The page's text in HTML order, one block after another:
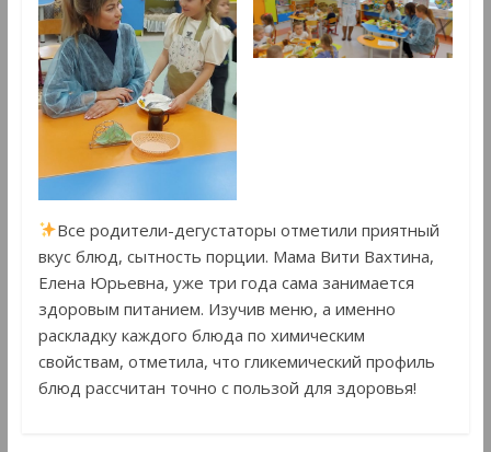
Все родители-дегустаторы отметили приятный
вкус блюд, сытность порции. Мама Вити Вахтина,
Елена Юрьевна, уже три года сама занимается
здоровым питанием. Изучив меню, а именно
раскладку каждого блюда по химическим
свойствам, отметила, что гликемический профиль
блюд рассчитан точно с пользой для здоровья!